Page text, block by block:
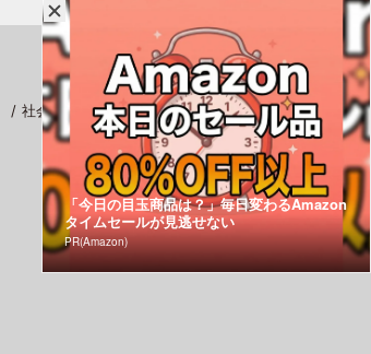
社会
スポーツ
「今日の目玉商品は？」毎日変わるAmazon
タイムセールが見逃せない
PR(Amazon)